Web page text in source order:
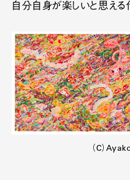
自分自身が楽しいと思える
（C）